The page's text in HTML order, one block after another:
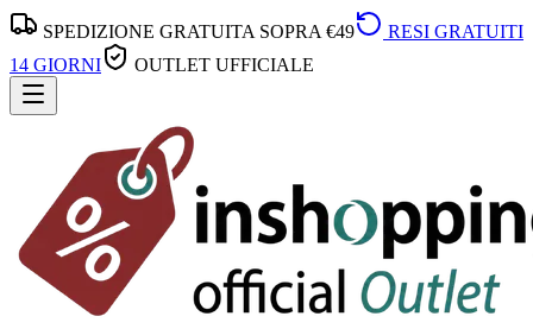
SPEDIZIONE GRATUITA SOPRA €49
RESI GRATUITI
14 GIORNI
OUTLET UFFICIALE